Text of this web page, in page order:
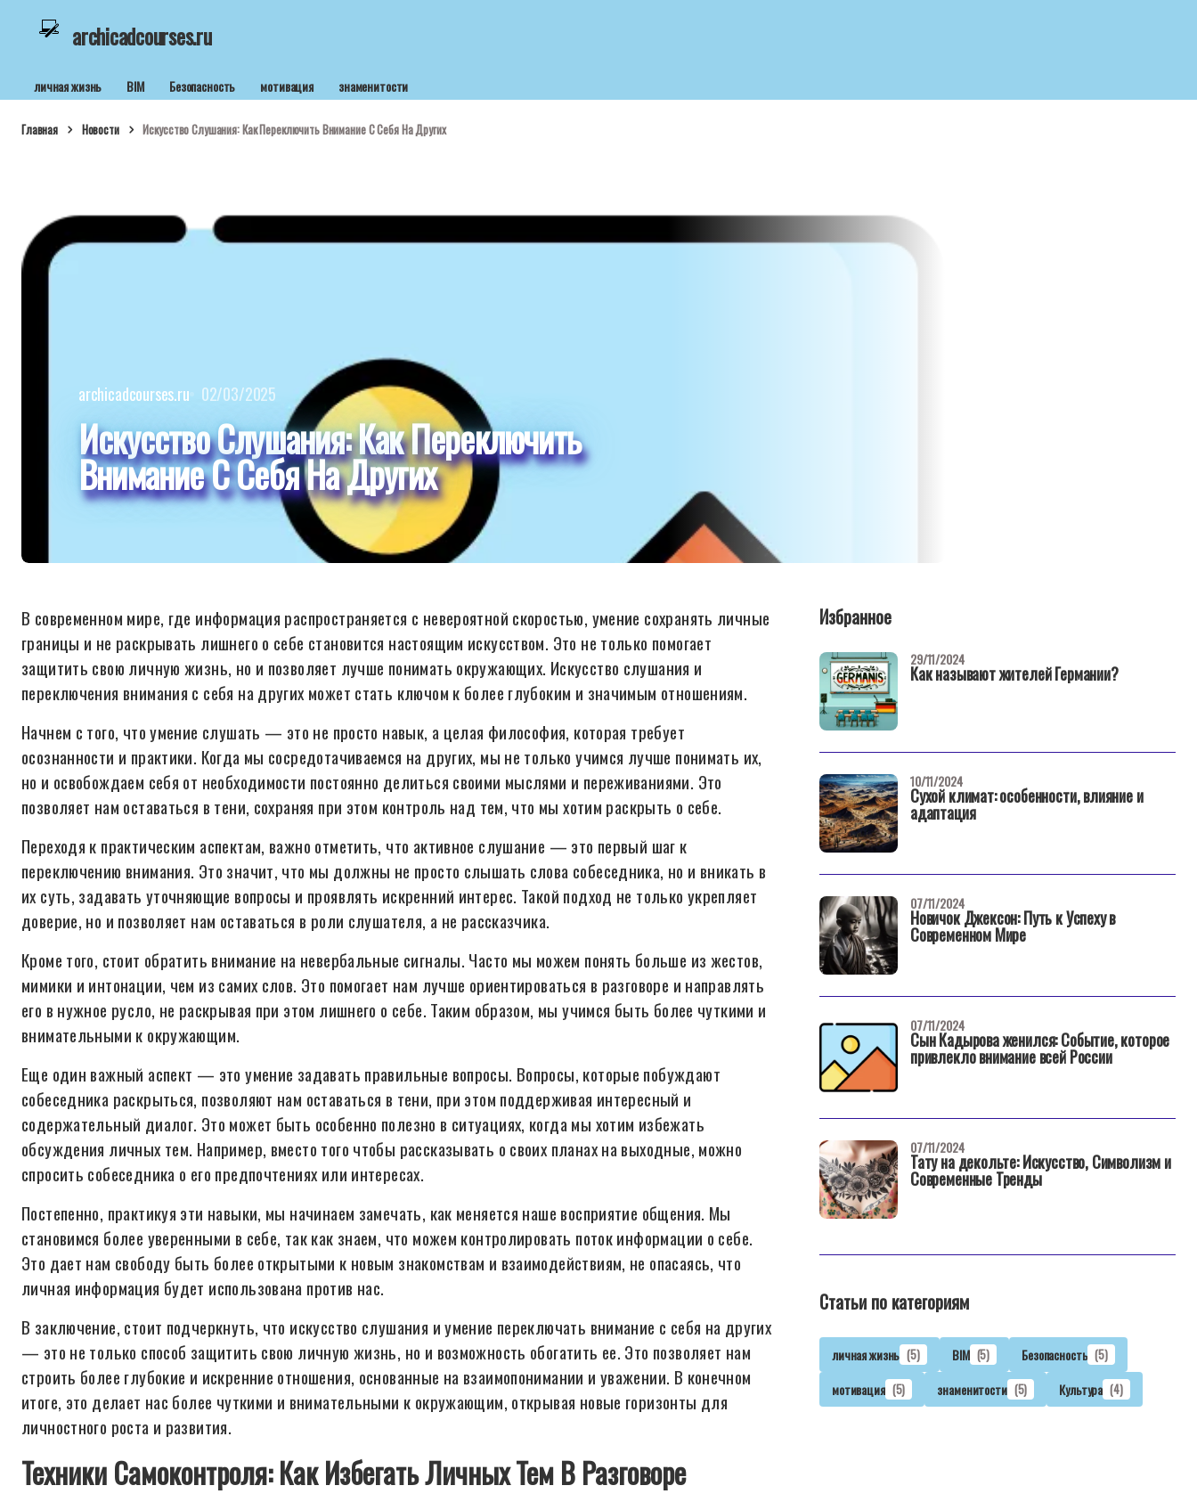
archicadcourses.ru
личная жизнь BIM Безопасность мотивация знаменитости
Главная Новости Искусство Слушания: Как Переключить Внимание С Себя На Других
archicadcourses.ru 02/03/2025
Искусство Слушания: Как Переключить
Внимание С Себя На Других
В современном мире, где информация распространяется с невероятной скоростью, умение сохранять личные
границы и не раскрывать лишнего о себе становится настоящим искусством. Это не только помогает
защитить свою личную жизнь, но и позволяет лучше понимать окружающих. Искусство слушания и
переключения внимания с себя на других может стать ключом к более глубоким и значимым отношениям.
Начнем с того, что умение слушать — это не просто навык, а целая философия, которая требует
осознанности и практики. Когда мы сосредотачиваемся на других, мы не только учимся лучше понимать их,
но и освобождаем себя от необходимости постоянно делиться своими мыслями и переживаниями. Это
позволяет нам оставаться в тени, сохраняя при этом контроль над тем, что мы хотим раскрыть о себе.
Переходя к практическим аспектам, важно отметить, что активное слушание — это первый шаг к
переключению внимания. Это значит, что мы должны не просто слышать слова собеседника, но и вникать в
их суть, задавать уточняющие вопросы и проявлять искренний интерес. Такой подход не только укрепляет
доверие, но и позволяет нам оставаться в роли слушателя, а не рассказчика.
Кроме того, стоит обратить внимание на невербальные сигналы. Часто мы можем понять больше из жестов,
мимики и интонации, чем из самих слов. Это помогает нам лучше ориентироваться в разговоре и направлять
его в нужное русло, не раскрывая при этом лишнего о себе. Таким образом, мы учимся быть более чуткими и
внимательными к окружающим.
Еще один важный аспект — это умение задавать правильные вопросы. Вопросы, которые побуждают
собеседника раскрыться, позволяют нам оставаться в тени, при этом поддерживая интересный и
содержательный диалог. Это может быть особенно полезно в ситуациях, когда мы хотим избежать
обсуждения личных тем. Например, вместо того чтобы рассказывать о своих планах на выходные, можно
спросить собеседника о его предпочтениях или интересах.
Постепенно, практикуя эти навыки, мы начинаем замечать, как меняется наше восприятие общения. Мы
становимся более уверенными в себе, так как знаем, что можем контролировать поток информации о себе.
Это дает нам свободу быть более открытыми к новым знакомствам и взаимодействиям, не опасаясь, что
личная информация будет использована против нас.
В заключение, стоит подчеркнуть, что искусство слушания и умение переключать внимание с себя на других
— это не только способ защитить свою личную жизнь, но и возможность обогатить ее. Это позволяет нам
строить более глубокие и искренние отношения, основанные на взаимопонимании и уважении. В конечном
итоге, это делает нас более чуткими и внимательными к окружающим, открывая новые горизонты для
личностного роста и развития.
Техники Самоконтроля: Как Избегать Личных Тем В Разговоре
Избранное
Как называют жителей Германии?
29/11/2024
Сухой климат: особенности, влияние и
адаптация
10/11/2024
Новичок Джексон: Путь к Успеху в
Современном Мире
07/11/2024
Сын Кадырова женился: Событие, которое
привлекло внимание всей России
07/11/2024
Тату на декольте: Искусство, Символизм и
Современные Тренды
07/11/2024
Статьи по категориям
личная жизнь (5) BIM (5) Безопасность (5)
мотивация (5) знаменитости (5) Культура (4)